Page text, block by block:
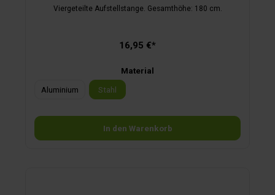
Viergeteilte Aufstellstange. Gesamthöhe: 180 cm.
16,95 €*
Material
Aluminium
Stahl
In den Warenkorb